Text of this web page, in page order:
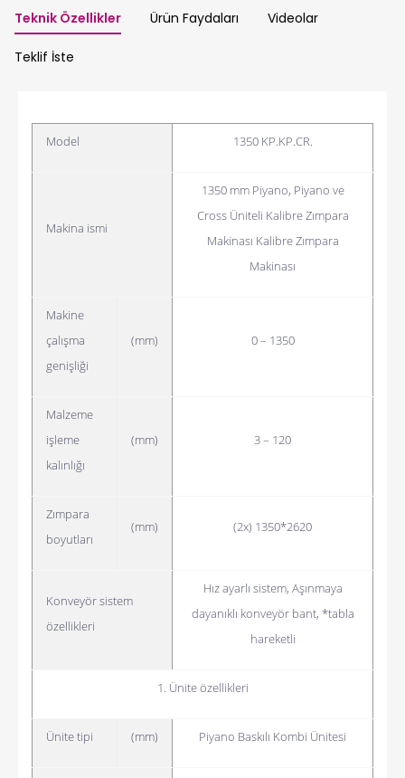
Teknik Özellikler Ürün Faydaları Videolar
Teklif İste
Model 1350 KP.KP.CR.
Makina ismi
1350 mm Piyano, Piyano ve
Cross Üniteli Kalibre Zımpara
Makinası Kalibre Zımpara
Makinası
Makine
çalışma
genişliği
(mm) 0 – 1350
Malzeme
işleme
kalınlığı
(mm) 3 – 120
Zımpara
boyutları
(mm) (2x) 1350*2620
Konveyör sistem
özellikleri
Hız ayarlı sistem, Aşınmaya
dayanıklı konveyör bant, *tabla
hareketli
1. Ünite özellikleri
Ünite tipi (mm) Piyano Baskılı Kombi Ünitesi